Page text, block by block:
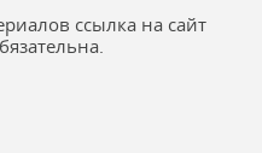
ссылка на сайт